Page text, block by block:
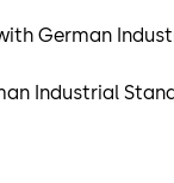
German
Industrial